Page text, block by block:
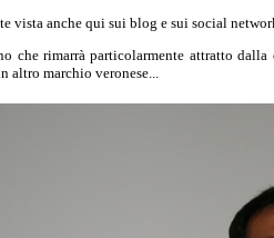
vista anche qui sui blog e sui social
che rimarrà particolarmente attratto
altro marchio veronese...